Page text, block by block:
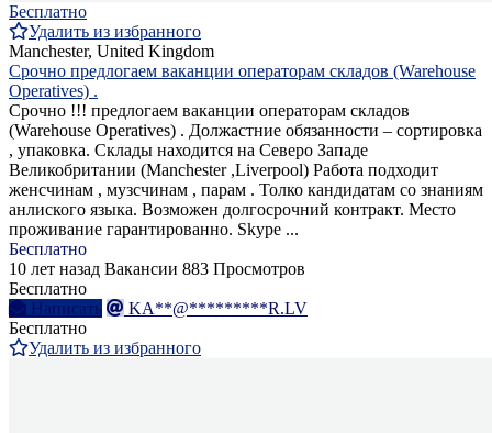
Бесплатно
Удалить из избранного
Manchester, United Kingdom
Срочно предлогаем ваканции операторам складов (Warehouse
Operatives) .
Срочно !!! предлогаем ваканции операторам складов
(Warehouse Operatives) . Должастние обязанности – сортировка
, упаковка. Склады находится на Северо Западе
Великобритании (Manchester ,Liverpool) Pабота подходит
женсчинам , музсчинам , парам . Толко кандидатам со знаниям
анлиского языка. Возможен долгосрочний контракт. Место
проживание гарантированно. Skype ...
Бесплатно
10 лет назад Вакансии 883 Просмотров
Бесплатно
Написать
KA**@*********R.LV
Бесплатно
Удалить из избранного